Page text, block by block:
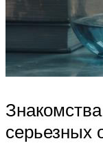
серьезных